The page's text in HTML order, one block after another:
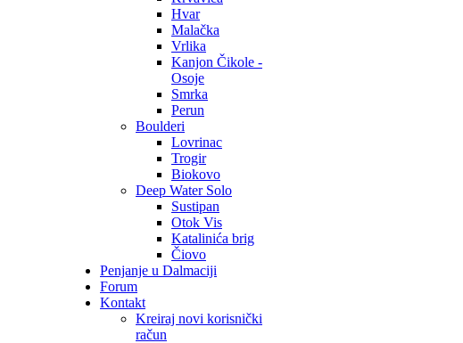
Hvar
Malačka
Vrlika
Kanjon Čikole -
Osoje
Smrka
Perun
Boulderi
Lovrinac
Trogir
Biokovo
Deep Water Solo
Sustipan
Otok Vis
Katalinića brig
Čiovo
Penjanje u Dalmaciji
Forum
Kontakt
Kreiraj novi korisnički
račun